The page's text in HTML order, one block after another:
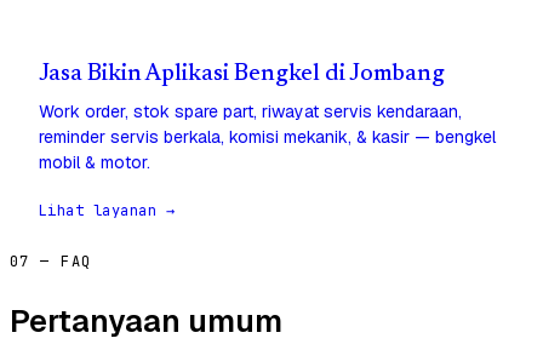
Jasa Bikin Aplikasi Bengkel di Jombang
Work order, stok spare part, riwayat servis kendaraan,
reminder servis berkala, komisi mekanik, & kasir — bengkel
mobil & motor.
Lihat layanan →
07 — FAQ
Pertanyaan umum